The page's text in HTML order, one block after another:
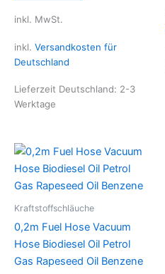
Varianten
Optionen
der
Produktseite
gewählt
inkl. MwSt.
inkl. Versandkosten für
Deutschland
Lieferzeit Deutschland: 2-3
Werktage
Kraftstoffschläuche
0,2m Fuel Hose Vacuum
Hose Biodiesel Oil Petrol
Gas Rapeseed Oil Benzene